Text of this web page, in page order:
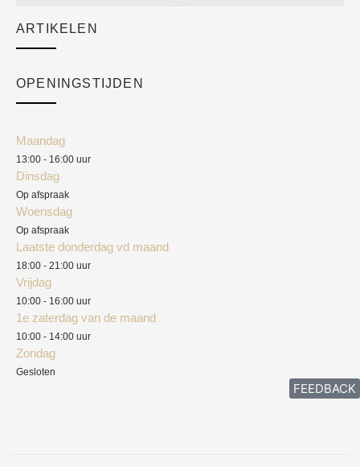
Academy
ARTIKELEN
OPENINGSTIJDEN
Maandag
13:00 - 16:00 uur
Dinsdag
Op afspraak
Woensdag
Op afspraak
Laatste donderdag vd maand
18:00 - 21:00 uur
Vrijdag
10:00 - 16:00 uur
1e zaterdag van de maand
10:00 - 14:00 uur
Zondag
Gesloten
FEEDBACK